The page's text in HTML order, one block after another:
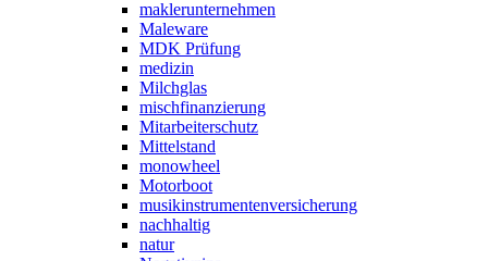
maklerunternehmen
Maleware
MDK Prüfung
medizin
Milchglas
mischfinanzierung
Mitarbeiterschutz
Mittelstand
monowheel
Motorboot
musikinstrumentenversicherung
nachhaltig
natur